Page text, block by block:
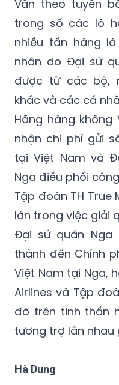
nhiều tấn hàng
nhân do Đại sứ
được từ các bộ,
khác và các cá
Hãng hàng không
nhận chi phí gửi
tại Việt Nam và
Nga điều phối
Tập đoàn TH
lớn trong việc giải
Đại sứ quán
thành đến Chính
Việt Nam tại Nga,
Airlines và Tập
đỡ trên tinh thần
tương trợ lẫn nhau
Hà Dung
Vladivostok